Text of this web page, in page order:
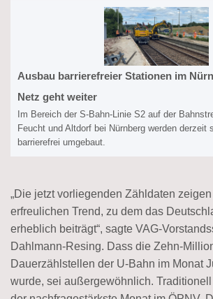
Ausbau barrierefreier Stationen im
Netz geht weiter
Im Bereich der S-Bahn-Linie S2 auf der
Feucht und Altdorf bei Nürnberg werden derzeit
barrierefrei umgebaut.
„Die jetzt vorliegenden Zähldaten
erfreulichen Trend, zu dem das
erheblich beiträgt“, sagte VAG-
Dahlmann-Resing. Dass die Zehn-
Dauerzählstellen der U-Bahn im Monat
wurde, sei außergewöhnlich.